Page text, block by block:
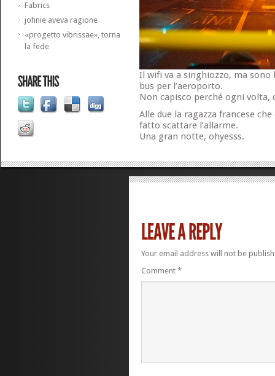
Fabrics
johnie aveva ragione
«progetto vibrissae», torna
la fede
Il wifi va a singhiozzo, ma sono
bus per l’aeroporto.
Non capisco perché ogni volta,
Alle due la ragazza francese
fatto scattare l’allarme.
Una gran notte, ohyesss.
Your email address will not be
Comment *